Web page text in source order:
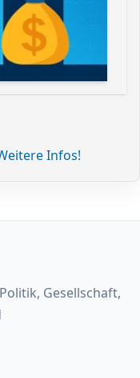
Infos!
Gesellschaft,